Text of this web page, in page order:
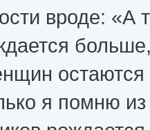
вроде: «А
я помню из